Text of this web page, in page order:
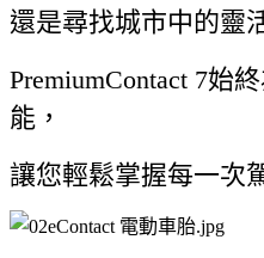
還是尋找城市中的靈
PremiumContact 7始
能，
讓您輕鬆掌握每一次